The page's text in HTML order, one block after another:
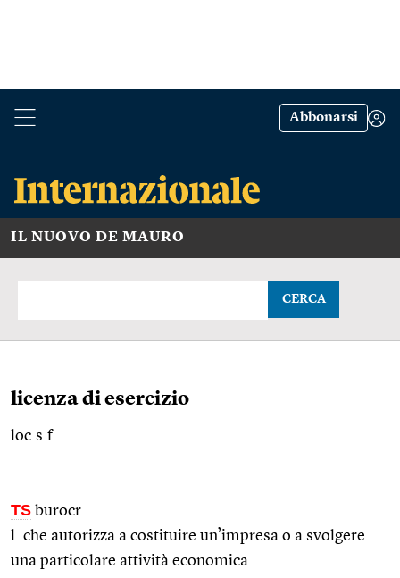
Abbonarsi
IL NUOVO DE MAURO
CERCA
licenza di esercizio
loc.s.f.
TS burocr.
l. che autorizza a costituire un’impresa o a svolgere
una particolare attività economica